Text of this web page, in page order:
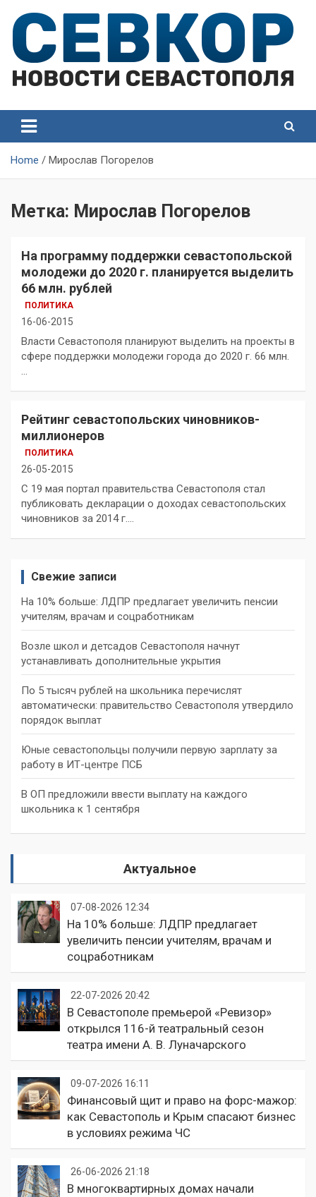
content
Севастополя
Севастополя
Home Мирослав Погорелов
Метка: Мирослав Погорелов
На программу поддержки севастопольской
молодежи до 2020 г. планируется выделить
66 млн. рублей
ПОЛИТИКА
16-06-2015
Власти Севастополя планируют выделить на проекты в
сфере поддержки молодежи города до 2020 г. 66 млн.
…
Рейтинг севастопольских чиновников-
миллионеров
ПОЛИТИКА
26-05-2015
С 19 мая портал правительства Севастополя стал
публиковать декларации о доходах севастопольских
чиновников за 2014 г.…
Свежие записи
На 10% больше: ЛДПР предлагает увеличить пенсии
учителям, врачам и соцработникам
Возле школ и детсадов Севастополя начнут
устанавливать дополнительные укрытия
По 5 тысяч рублей на школьника перечислят
автоматически: правительство Севастополя утвердило
порядок выплат
Юные севастопольцы получили первую зарплату за
работу в ИТ-центре ПСБ
В ОП предложили ввести выплату на каждого
школьника к 1 сентября
Актуальное
07-08-2026 12:34
На 10% больше: ЛДПР предлагает
увеличить пенсии учителям, врачам и
соцработникам
22-07-2026 20:42
В Севастополе премьерой «Ревизор»
открылся 116-й театральный сезон
театра имени А. В. Луначарского
09-07-2026 16:11
Финансовый щит и право на форс-мажор:
как Севастополь и Крым спасают бизнес
в условиях режима ЧС
26-06-2026 21:18
В многоквартирных домах начали